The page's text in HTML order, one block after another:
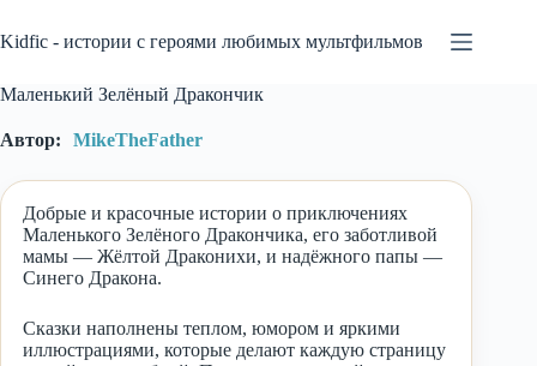
к
сути
Kidfic - истории с героями любимых мультфильмов
Маленький Зелёный Дракончик
Автор: MikeTheFather
Добрые и красочные истории о приключениях
Маленького Зелёного Дракончика, его заботливой
мамы — Жёлтой Драконихи, и надёжного папы —
Синего Дракона.
Сказки наполнены теплом, юмором и яркими
иллюстрациями, которые делают каждую страницу